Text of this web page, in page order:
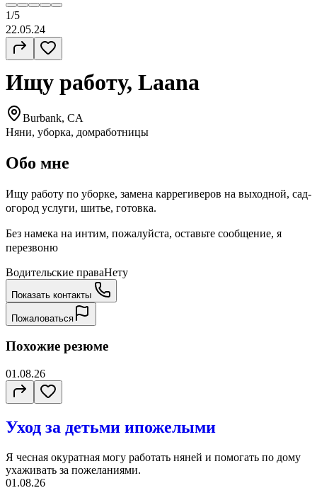
1/5
22.05.24
Ищу работу, Laana
Burbank, CA
Няни, уборка, домработницы
Обо мне
Ищу работу по уборке, замена каррегиверов на выходной, сад-
огород услуги, шитье, готовка.
Без намека на интим, пожалуйста, оставьте сообщение, я
перезвоню
Водительские праваНету
Показать контакты
Пожаловаться
Похожие резюме
01.08.26
Уход за детьми ипожелыми
Я чесная окуратная могу работать няней и помогать по дому
ухаживать за пожеланиями.
01.08.26